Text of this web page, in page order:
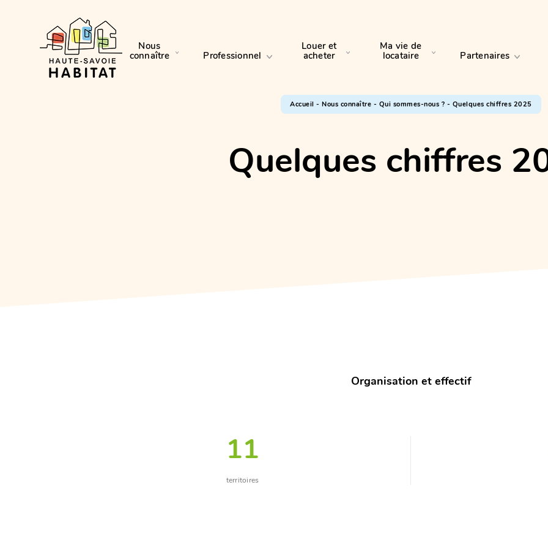
Nous
connaître
Professionnel
Louer et
acheter
Ma vie de
locataire
Partenaires
Accueil -Nous connaître - Qui sommes-nous ? - Quelques chiffres 2025
Quelques chiffres
Organisation et effectif
11
territoires